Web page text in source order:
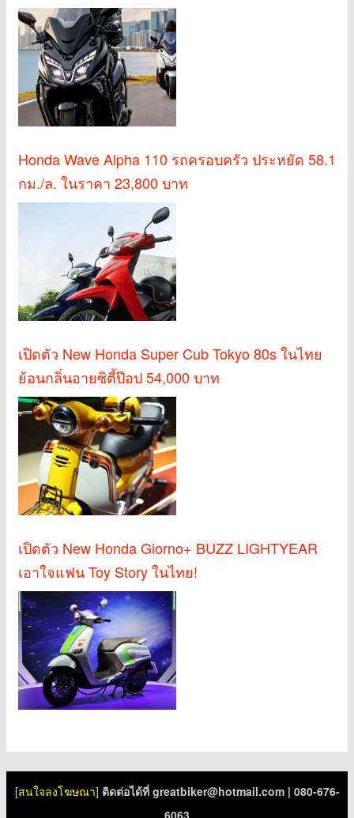
Honda Wave Alpha 110 รถครอบครัว ประหยัด 58.1
กม./ล. ในราคา 23,800 บาท
เปิดตัว New Honda Super Cub Tokyo 80s ในไทย
ย้อนกลิ่นอายซิตี้ป๊อป 54,000 บาท
เปิดตัว New Honda Giorno+ BUZZ LIGHTYEAR
เอาใจแฟน Toy Story ในไทย!
[สนใจลงโฆษณา] ติดต่อได้ที่ greatbiker@hotmail.com| 080-676-